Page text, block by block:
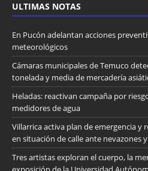
ULTIMAS NOTAS
En Pucón adelantan acciones
meteorológicos
Cámaras municipales de Temuco
tonelada y media de mercadería
Heladas: reactivan campaña por
medidores de agua
Villarrica activa plan de emergencia y
en situación de calle ante nevazones
Tres artistas exploran el cuerpo, la